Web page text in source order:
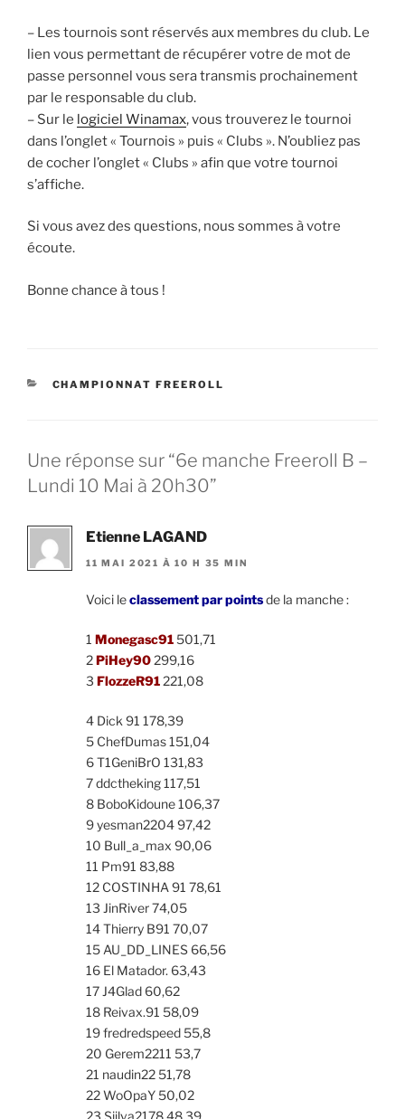
– Les tournois sont réservés aux membres du club. Le
lien vous permettant de récupérer votre de mot de
passe personnel vous sera transmis prochainement
par le responsable du club.
– Sur le logiciel Winamax, vous trouverez le tournoi
dans l’onglet « Tournois » puis « Clubs ». N’oubliez pas
de cocher l’onglet « Clubs » afin que votre tournoi
s’affiche.
Si vous avez des questions, nous sommes à votre
écoute.
Bonne chance à tous !
CATÉGORIES
CHAMPIONNAT FREEROLL
Une réponse sur “6e manche Freeroll B –
Lundi 10 Mai à 20h30”
Etienne LAGAND
11 MAI 2021 À 10 H 35 MIN
Voici leclassement par pointsde la manche :
1 Monegasc91 501,71
2PiHey90299,16
3 FlozzeR91221,08
4 Dick 91 178,39
5 ChefDumas 151,04
6 T1GeniBrO 131,83
7 ddctheking 117,51
8 BoboKidoune 106,37
9 yesman2204 97,42
10 Bull_a_max 90,06
11 Pm91 83,88
12 COSTINHA 91 78,61
13 JinRiver 74,05
14 Thierry B91 70,07
15 AU_DD_LINES 66,56
16 El Matador. 63,43
17 J4Glad 60,62
18 Reivax.91 58,09
19 fredredspeed 55,8
20 Gerem2211 53,7
21 naudin22 51,78
22 WoOpaY 50,02
23 Siilva2178 48,39